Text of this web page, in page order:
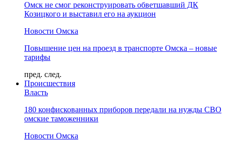
Омск не смог реконструировать обветшавший ДК
Козицкого и выставил его на аукцион
Новости Омска
Повышение цен на проезд в транспорте Омска – новые
тарифы
пред. след.
Происшествия
Власть
180 конфискованных приборов передали на нужды СВО
омские таможенники
Новости Омска